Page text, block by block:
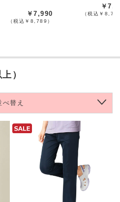
￥7,990
（税込￥8,789）
￥
（税込￥
）
べ替え